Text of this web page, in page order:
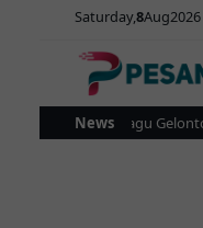
Saturday8Aug2026
News
Pemkot Kotamobagu